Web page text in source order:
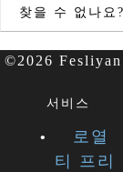
찾을 수 없나요?
©2026
서비스
로열
티 프리